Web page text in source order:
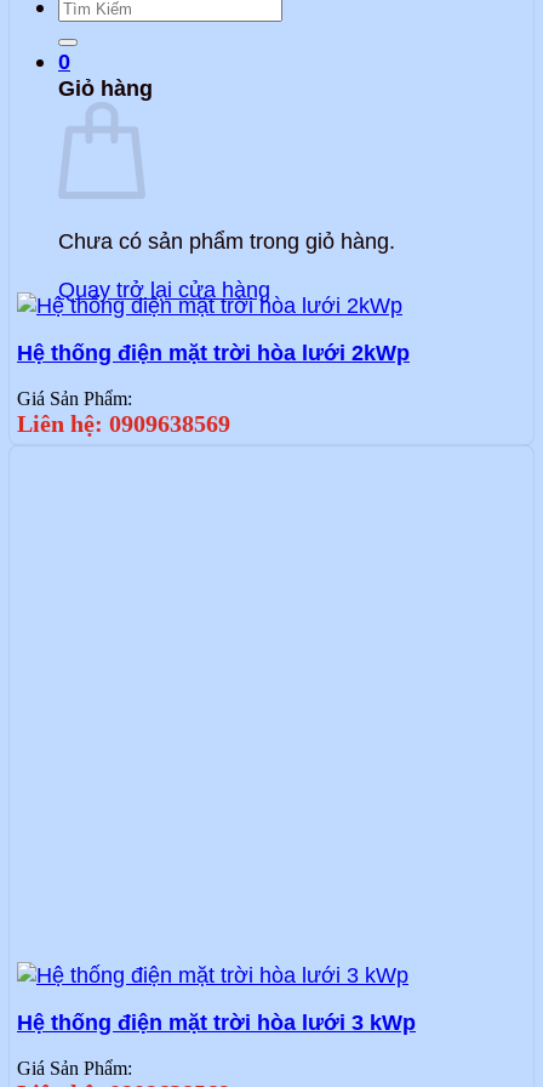
Tìm
kiếm:
0
Giỏ hàng
Chưa có sản phẩm trong giỏ hàng.
Quay trở lại cửa hàng
Hệ thống điện mặt trời hòa lưới 2kWp
Giá Sản Phẩm:
Liên hệ: 0909638569
Hệ thống điện mặt trời hòa lưới 3 kWp
Giá Sản Phẩm: